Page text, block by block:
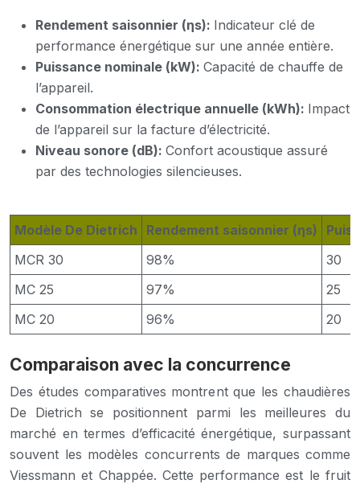
Rendement saisonnier (ηs): Indicateur clé de
performance énergétique sur une année entière.
Puissance nominale (kW): Capacité de chauffe de
l’appareil.
Consommation électrique annuelle (kWh): Impact
de l’appareil sur la facture d’électricité.
Niveau sonore (dB): Confort acoustique assuré
par des technologies silencieuses.
Modèle De Dietrich Rendement saisonnier (ηs)
MCR 30
98%
30
MC 25
97%
25
MC 20
96% 20
Comparaison avec la concurrence
Des études comparatives montrent que les chaudières
De Dietrich se positionnent parmi les meilleures du
marché en termes d’efficacité énergétique, surpassant
souvent les modèles concurrents de marques comme
Viessmann et Chappée. Cette performance est le fruit